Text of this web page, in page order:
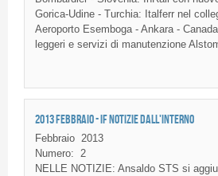
Gorica-Udine - Turchia: Italferr nel
Aeroporto Esemboga - Ankara -
leggeri e servizi di manutenzione
2013 FEBBRAIO - IF NOTIZIE DALL'INTERNO
Febbraio
2013
Numero:
2
NELLE NOTIZIE: Ansaldo STS si